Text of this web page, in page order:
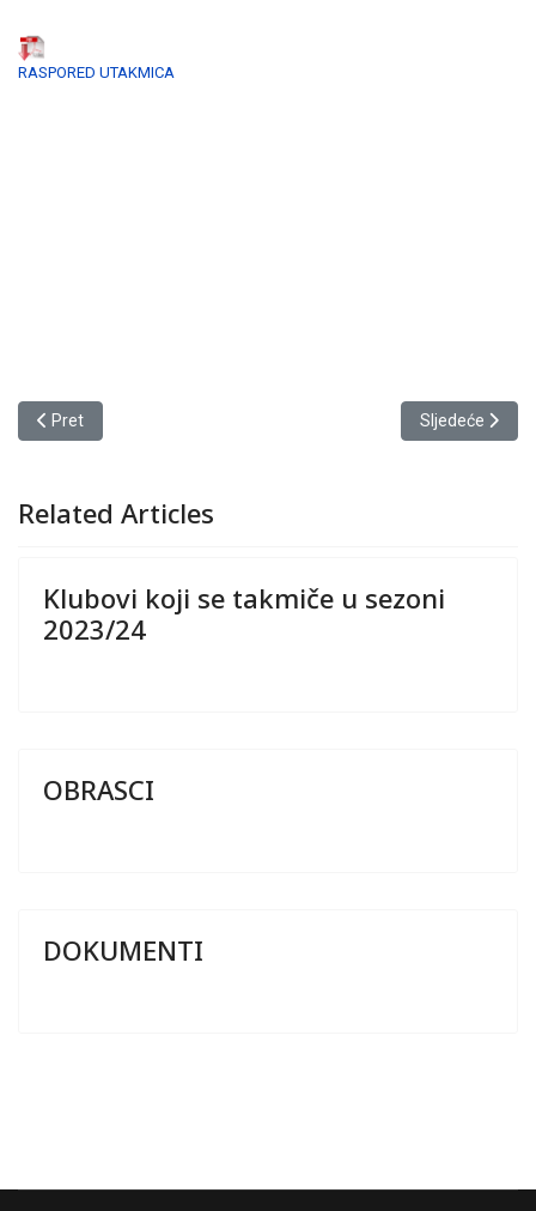
RASPORED UTAKMICA
Prethodni članak: Klubovi koji se takmiče u sezoni 2023/24
Pret Sljedeći
Sljedeće
Related Articles
Klubovi koji se takmiče u sezoni
2023/24
OBRASCI
DOKUMENTI